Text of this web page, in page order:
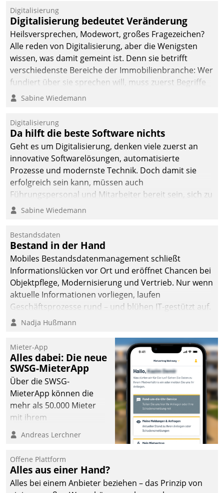
Jahresbeginn eine
Überblick, Einsicht und
Eingriff bietende Lösung.
Zur Entwicklung setzte
man auf
Cloudtechnologie,
bewährte und Startup-
agile Projektmethoden.
Digitalisierung
Digitalisierung bedeutet Veränderung
Heilsversprechen, Modewort, großes Fragezeichen?
Alle reden von Digitalisierung, aber die Wenigsten
wissen, was damit gemeint ist. Denn sie betrifft
verschiedenste Bereiche der Immobilienbranche: Wer
fundiert über sie sprechen will, muss zuerst Begriffe
klären. Ein Aspekt ist die betriebliche Optimierung:
Einsparungen durch optimierte und automatisierte
Prozesse. Doch man darf nicht zu viel erwarten: Allein
mit der Einführung einer neuen Software ist es nicht
getan. Die Digitalisierung erfordert von Unternehmen
die Bereitschaft, sich zu überprüfen, zu hinterfragen
und zu verändern.
Sabine Wiedemann
Digitalisierung
Da hilft die beste Software nichts
Geht es um Digitalisierung, denken viele zuerst an
innovative Softwarelösungen, automatisierte
Prozesse und modernste Technik. Doch damit sie
erfolgreich sein kann, müssen auch
Führungspersonal und Mitarbeiter bereit sein, sich zu
verändern und anzupassen, sonst werden sie an ihr
Sabine Wiedemann
Bestandsdaten
Bestand in der Hand
Mobiles Bestandsdatenmanagement schließt
Informationslücken vor Ort und eröffnet Chancen bei
Objektpflege, Modernisierung und Vertrieb. Nur wenn
aktuelle Informationen vorliegen, laufen
Geschäftsprozesse rund – und blühen IT-gestützt auf.
Nadja Hußmann
Mieter-App
Alles dabei: Die neue
SWSG-MieterApp
Über die SWSG-
MieterApp können die
mehr als 50.000 Mieter
mit ihrem
Wohnungsunternehmen
kommunizieren, auf dem
einsehen und ändern
oder
Schadensmeldungen
Andreas Lerchner
Offene Plattform
Alles aus einer Hand?
Alles bei einem Anbieter beziehen – das Prinzip von